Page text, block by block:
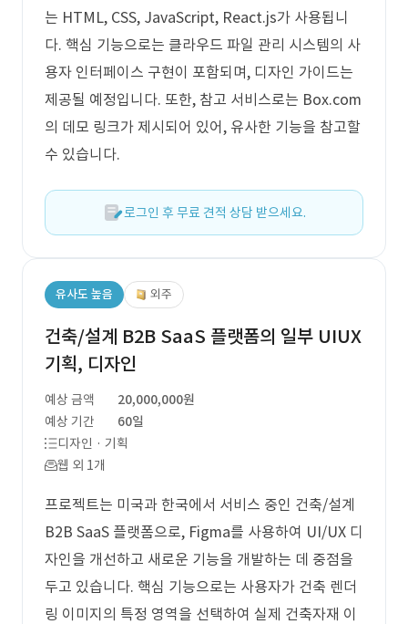
는 HTML, CSS, JavaScript, React.js가 사용됩니
다. 핵심 기능으로는 클라우드 파일 관리 시스템의 사
용자 인터페이스 구현이 포함되며, 디자인 가이드는
제공될 예정입니다. 또한, 참고 서비스로는 Box.com
의 데모 링크가 제시되어 있어, 유사한 기능을 참고할
수 있습니다.
로그인 후 무료 견적 상담 받으세요.
유사도 높음 외주
건축/설계 B2B SaaS 플랫폼의 일부 UIUX
기획, 디자인
예상 금액
20,000,000원
예상 기간
60일
디자인 · 기획
웹 외 1개
프로젝트는 미국과 한국에서 서비스 중인 건축/설계
B2B SaaS 플랫폼으로, Figma를 사용하여 UI/UX 디
자인을 개선하고 새로운 기능을 개발하는 데 중점을
두고 있습니다. 핵심 기능으로는 사용자가 건축 렌더
링 이미지의 특정 영역을 선택하여 실제 건축자재 이